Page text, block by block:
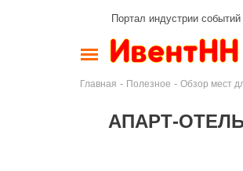
Портал индустрии
Главная - Полезное - Обзор мест
АПАРТ-